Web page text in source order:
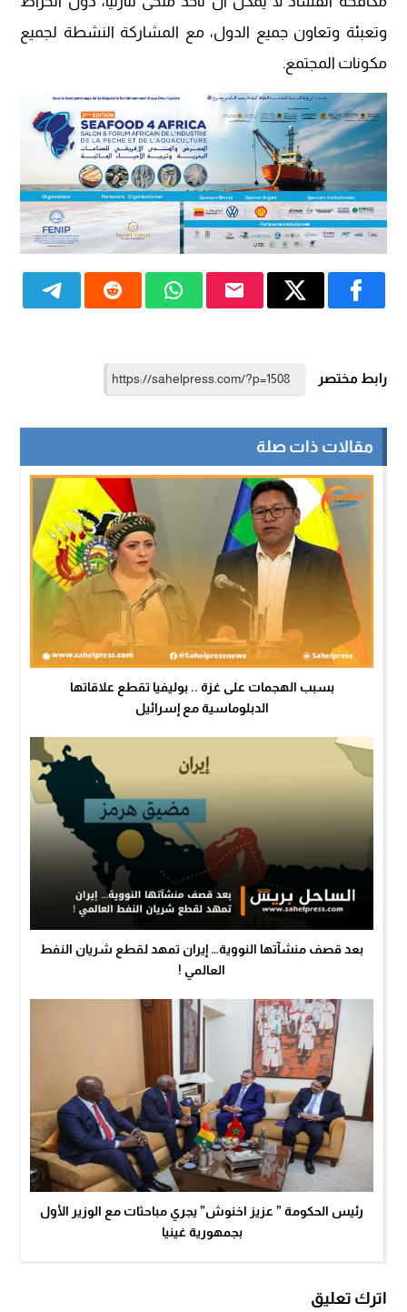
وتعبئة وتعاون جميع الدول، مع المشاركة النشطة لجميع
مكونات المجتمع.
رابط مختصر
مقالات ذات صلة
بسبب الهجمات على غزة .. بوليفيا تقطع علاقاتها
الدبلوماسية مع إسرائيل
بعد قصف منشآتها النووية… إيران تمهد لقطع شريان النفط
العالمي !
رئيس الحكومة ” عزيز اخنوش” يجري مباحثات مع الوزير الأول
بجمهورية غينيا
اترك تعليق